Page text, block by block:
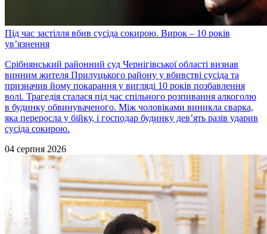
Під час застілля вбив сусіда сокирою. Вирок – 10 років
ув’язнення
Срібнянський районний суд Чернігівської області визнав
винним жителя Прилуцького району у вбивстві сусіда та
призначив йому покарання у вигляді 10 років позбавлення
волі. Трагедія сталася під час спільного розпивання алкоголю
в будинку обвинуваченого. Між чоловіками виникла сварка,
яка переросла у бійку, і господар будинку дев’ять разів ударив
сусіда сокирою.
04 серпня 2026